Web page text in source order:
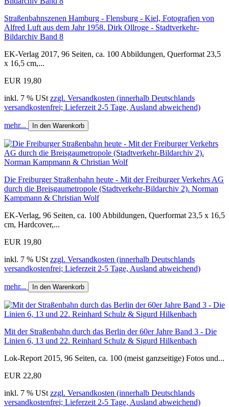
Straßenbahnszenen Hamburg - Flensburg - Kiel, Fotografien von
Alfred Luft aus dem Jahr 1958. Dirk Ollroge - Stadtverkehr-
Bildarchiv Band 8
EK-Verlag 2017, 96 Seiten, ca. 100 Abbildungen, Querformat 23,5
x 16,5 cm,...
EUR 19,80
inkl. 7 % USt zzgl. Versandkosten (innerhalb Deutschlands
versandkostenfrei; Lieferzeit 2-5 Tage, Ausland abweichend)
mehr... In den Warenkorb
Die Freiburger Straßenbahn heute - Mit der Freiburger Verkehrs AG
durch die Breisgaumetropole (Stadtverkehr-Bildarchiv 2). Norman
Kampmann & Christian Wolf
EK-Verlag, 96 Seiten, ca. 100 Abbildungen, Querformat 23,5 x 16,5
cm, Hardcover,...
EUR 19,80
inkl. 7 % USt zzgl. Versandkosten (innerhalb Deutschlands
versandkostenfrei; Lieferzeit 2-5 Tage, Ausland abweichend)
mehr... In den Warenkorb
Mit der Straßenbahn durch das Berlin der 60er Jahre Band 3 - Die
Linien 6, 13 und 22. Reinhard Schulz & Sigurd Hilkenbach
Lok-Report 2015, 96 Seiten, ca. 100 (meist ganzseitige) Fotos und...
EUR 22,80
inkl. 7 % USt zzgl. Versandkosten (innerhalb Deutschlands
versandkostenfrei; Lieferzeit 2-5 Tage, Ausland abweichend)